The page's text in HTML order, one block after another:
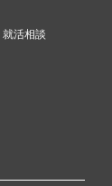
就活相談